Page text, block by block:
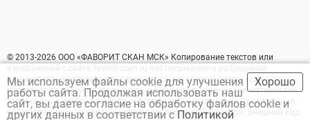
© 2013-2026 ООО «ФАВОРИТ СКАН МСК» Копирование текстов или
администрации запрещено. Администрация ресурса favorit-scan
оставляет за собой право вносить изменение в содержание материалов
этого сайта в любое время по собственному усмотрению. Предложения,
представленные на сайте, не являются публичной офертой. Внешний вид
Хорошо
Мы используем файлы cookie для улучшения
работы сайта. Продолжая использовать наш
сайт, вы даете согласие на обработку файлов cookie и
других данных в соответствии с Политикой